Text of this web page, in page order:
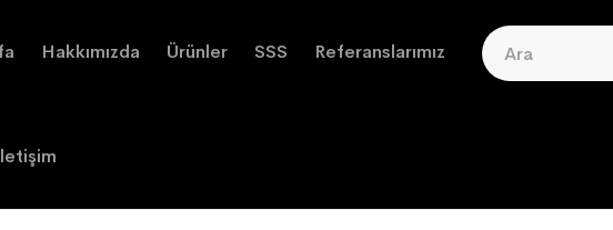
Hakkımızda Ürünler SSS Referanslarımız